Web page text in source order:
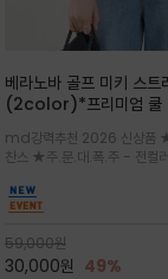
베라노바 골프 미키 스트
(2color)*프리미엄 쿨
내 ★골프 미키티 포함
넘는 구매고객님께는 타이틀리스트 베라
노바 골프공 2피스 3구
감)★
md강력추천 2026 신상품
찬스 ★주.문.대.폭.주 - 전컬
이프가 산뜻한 컬러감을 연출/
드 넥라인과 여유있는 스탠다
이쁘게 입으세요 ^^
59,000원
30,000원 49%